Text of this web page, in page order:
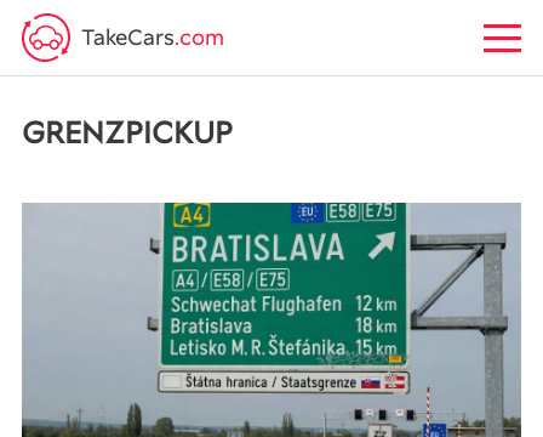
TakeCars.com
GRENZPICKUP